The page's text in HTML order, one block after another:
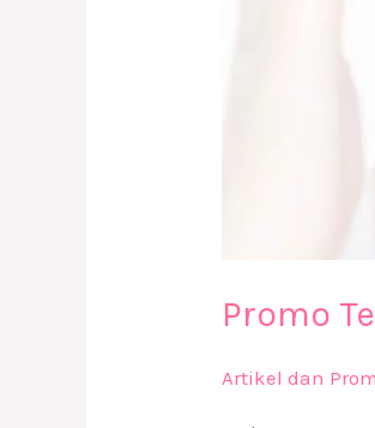
Promo
Artikel dan